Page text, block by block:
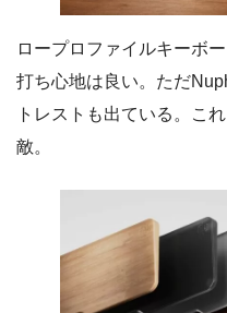
ロープロファイルキーボ
打ち心地は良い。ただ
トレストも出ている。こ
敵。